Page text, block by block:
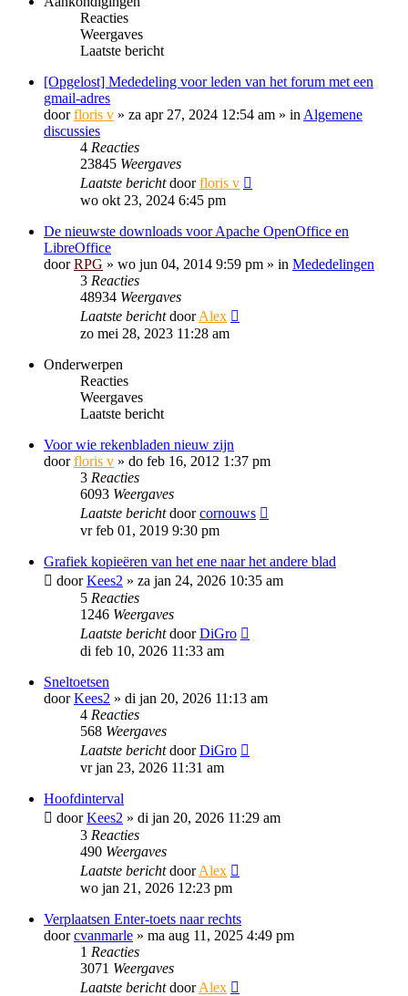
Reacties
Weergaves
Laatste bericht
[Opgelost] Mededeling voor leden van het forum met een
gmail-adres
doorfloris v » za apr 27, 2024 12:54 am » in Algemene
discussies
4 Reacties
23845 Weergaves
Laatste berichtdoorfloris v
wo okt 23, 2024 6:45 pm
De nieuwste downloads voor Apache OpenOffice en
LibreOffice
doorRPG » wo jun 04, 2014 9:59 pm » in Mededelingen
3 Reacties
48934 Weergaves
Laatste berichtdoorAlex
zo mei 28, 2023 11:28 am
Onderwerpen
Reacties
Weergaves
Laatste bericht
Voor wie rekenbladen nieuw zijn
doorfloris v » do feb 16, 2012 1:37 pm
3 Reacties
6093 Weergaves
Laatste berichtdoorcornouws
vr feb 01, 2019 9:30 pm
Grafiek kopieëren van het ene naar het andere blad
doorKees2 » za jan 24, 2026 10:35 am
5 Reacties
1246 Weergaves
Laatste berichtdoorDiGro
di feb 10, 2026 11:33 am
Sneltoetsen
doorKees2 » di jan 20, 2026 11:13 am
4 Reacties
568 Weergaves
Laatste berichtdoorDiGro
vr jan 23, 2026 11:31 am
Hoofdinterval
doorKees2 » di jan 20, 2026 11:29 am
3 Reacties
490 Weergaves
Laatste berichtdoorAlex
wo jan 21, 2026 12:23 pm
Verplaatsen Enter-toets naar rechts
doorcvanmarle » ma aug 11, 2025 4:49 pm
1 Reacties
3071 Weergaves
Laatste berichtdoorAlex